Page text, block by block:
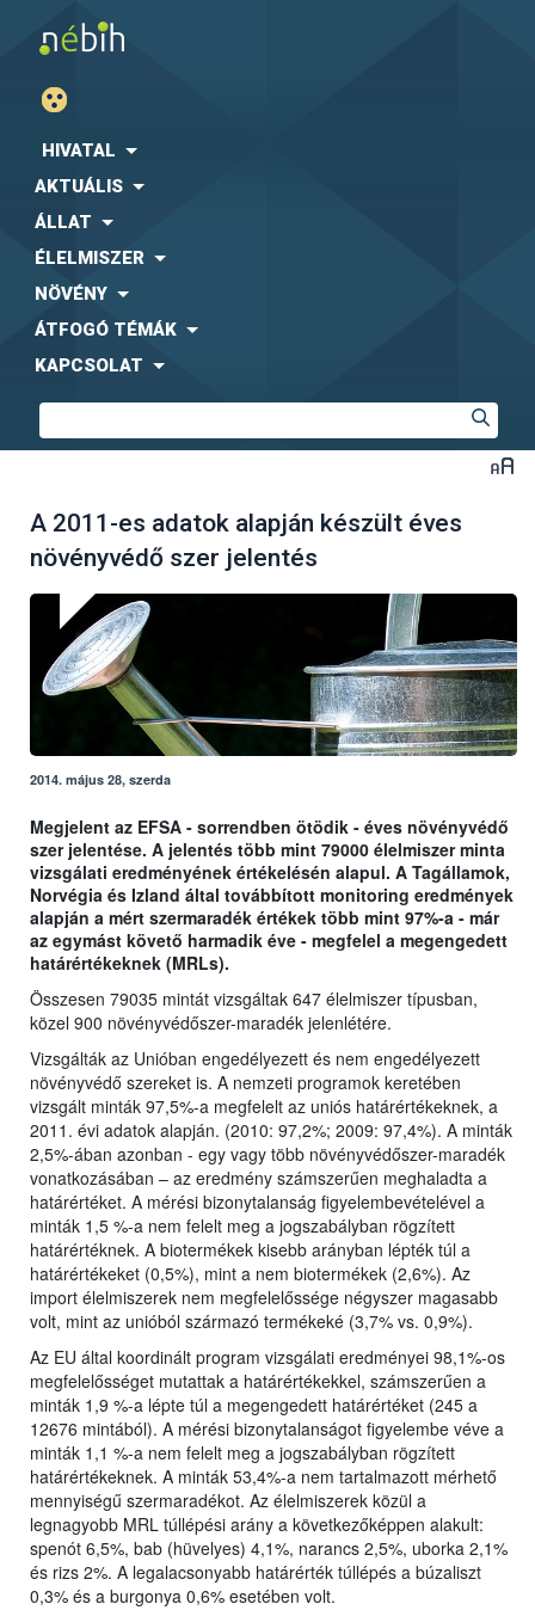
HIVATAL
AKTUÁLIS
ÁLLAT
ÉLELMISZER
NÖVÉNY
ÁTFOGÓ TÉMÁK
KAPCSOLAT
A 2011-es adatok alapján készült éves
növényvédő szer jelentés
2014. május 28, szerda
Megjelent az EFSA - sorrendben ötödik - éves növényvédő
szer jelentése. A jelentés több mint 79000 élelmiszer minta
vizsgálati eredményének értékelésén alapul. A Tagállamok,
Norvégia és Izland által továbbított monitoring eredmények
alapján a mért szermaradék értékek több mint 97%-a - már
az egymást követő harmadik éve - megfelel a megengedett
határértékeknek (MRLs).
Összesen 79035 mintát vizsgáltak 647 élelmiszer típusban,
közel 900 növényvédőszer-maradék jelenlétére.
Vizsgálták az Unióban engedélyezett és nem engedélyezett
növényvédő szereket is. A nemzeti programok keretében
vizsgált minták 97,5%-a megfelelt az uniós határértékeknek, a
2011. évi adatok alapján. (2010: 97,2%; 2009: 97,4%). A minták
2,5%-ában azonban - egy vagy több növényvédőszer-maradék
vonatkozásában – az eredmény számszerűen meghaladta a
határértéket. A mérési bizonytalanság figyelembevételével a
minták 1,5 %-a nem felelt meg a jogszabályban rögzített
határértéknek. A biotermékek kisebb arányban lépték túl a
határértékeket (0,5%), mint a nem biotermékek (2,6%). Az
import élelmiszerek nem megfelelőssége négyszer magasabb
volt, mint az unióból származó termékeké (3,7% vs. 0,9%).
Az EU által koordinált program vizsgálati eredményei 98,1%-os
megfelelősséget mutattak a határértékekkel, számszerűen a
minták 1,9 %-a lépte túl a megengedett határértéket (245 a
12676 mintából). A mérési bizonytalanságot figyelembe véve a
minták 1,1 %-a nem felelt meg a jogszabályban rögzített
határértékeknek. A minták 53,4%-a nem tartalmazott mérhető
mennyiségű szermaradékot. Az élelmiszerek közül a
legnagyobb MRL túllépési arány a következőképpen alakult:
spenót 6,5%, bab (hüvelyes) 4,1%, narancs 2,5%, uborka 2,1%
és rizs 2%. A legalacsonyabb határérték túllépés a búzaliszt
0,3% és a burgonya 0,6% esetében volt.